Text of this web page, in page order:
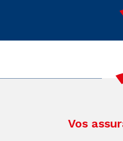
Vos